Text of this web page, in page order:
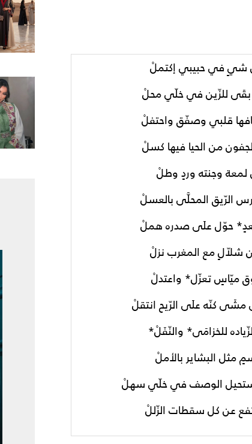
شيٍ في حبيبي إكتملْ
بقَى للزّين في خلّي محلْ
قلبي وصفّق واحتفلْ
من الحيا فيها كسلْ
لمعة وجنته وردٍ وطلْ
الرّيق المحلَّى بالعسلْ
حوّل علَى صدره هملْ
شلاّلٍ مع المغرب نزلْ
ميّاسٍ تعزّل* واعتدلْ
مشَى كنّه علَى الرّيح انتقلْ
للخزامَى* والنّفَلْ*
مثل البشاير بالأملْ
الوصف في خلّي سهلْ
عن كل سقطات الزّللْ